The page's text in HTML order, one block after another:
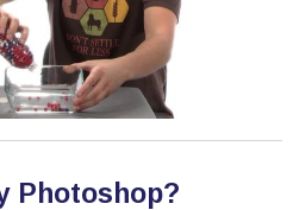
Photoshop?